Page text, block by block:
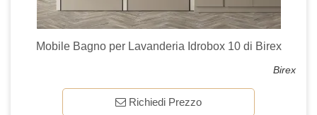
Mobile Bagno per Lavanderia Idrobox 10 di Birex
Birex
Richiedi Prezzo